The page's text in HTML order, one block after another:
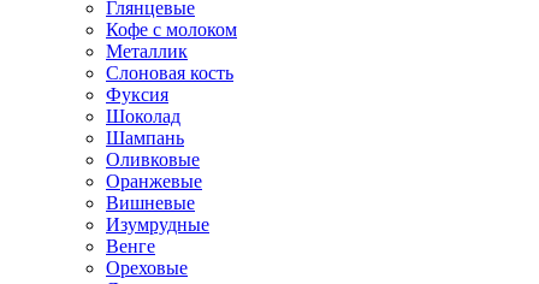
Глянцевые
Кофе с молоком
Металлик
Слоновая кость
Фуксия
Шоколад
Шампань
Оливковые
Оранжевые
Вишневые
Изумрудные
Венге
Ореховые